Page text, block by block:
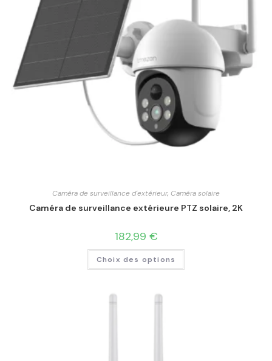
Caméra de surveillance d'extérieur, Caméra solaire
Caméra de surveillance extérieure PTZ solaire, 2K
182,99 €
Choix des options